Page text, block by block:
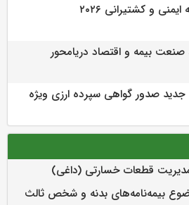
و كشتیرانی ۲۰۲۶
صنعت بیمه و اقتصاد دریامحور
جدید صدور گواهی سپرده ارزی ویژه
قطعات خسارتی (داغی)
بیمه‌نامه‌های بدنه و شخص ثالث